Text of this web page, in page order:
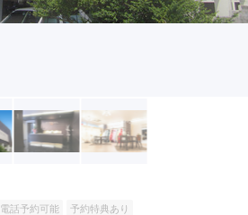
電話予約可能 予約特典あり